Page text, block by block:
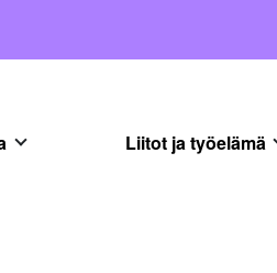
Liitot ja työelämä